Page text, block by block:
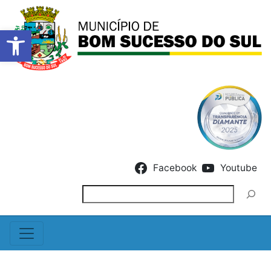
Barra de Ferramentas
Facebook Youtube